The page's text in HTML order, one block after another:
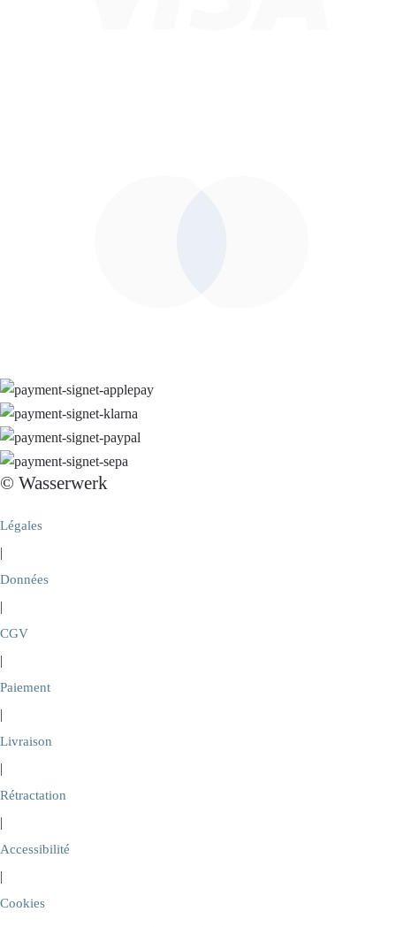
© Wasserwerk
Légales
|
Données
|
CGV
|
Paiement
|
Livraison
|
Rétractation
|
Accessibilité
|
Cookies